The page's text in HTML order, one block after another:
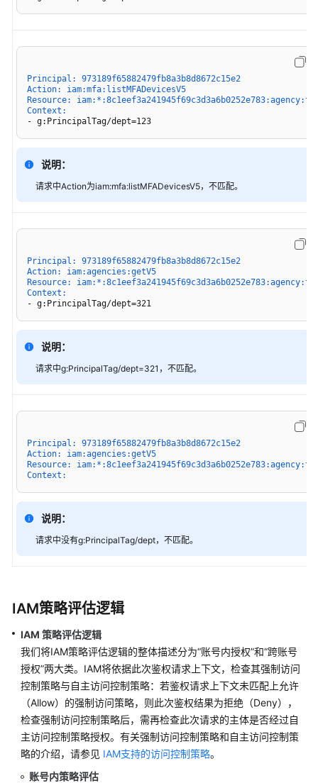
略
策
参
考
JSON
元
考
估
逻
辑
策
全
条
件
操
资
键
调
配
额
最
佳
实
践
Principal: 973189f65882479fb8a3b8d8672c15e2
Action: iam:mfa:listMFADevicesV5
Resource:
Context:
- g:PrincipalTag/dept=123
说明：
请求中Action为iam:mfa:listMFADevicesV5，不匹配。
Principal: 973189f65882479fb8a3b8d8672c15e2
Action: iam:agencies:getV5
Resource:
Context:
- g:PrincipalTag/dept=321
说明：
请求中g:PrincipalTag/dept=321，不匹配。
Principal: 973189f65882479fb8a3b8d8672c15e2
Action: iam:agencies:getV5
Resource:
Context:
说明：
请求中没有g:PrincipalTag/dept，不匹配。
IAM策略评估逻辑
IAM 策略评估逻辑
我们将IAM策略评估逻辑的整体描述分为“账号内授权”和“跨账号
授权”两大类。IAM将依据此次鉴权请求上下文，检查其强制访问
控制策略与自主访问控制策略：若鉴权请求上下文未匹配上允许
（Allow）的强制访问策略，则此次鉴权结果为拒绝（Deny），
检查强制访问控制策略后，需再检查此次请求的主体是否经过自
主访问控制策略授权。有关强制访问控制策略和自主访问控制策
略的介绍，请参见 IAM支持的访问控制策略。
账号内策略评估